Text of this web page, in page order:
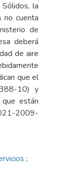
la
no cuenta
de
deberá
de aire
que el
10) y
están
2009-
;